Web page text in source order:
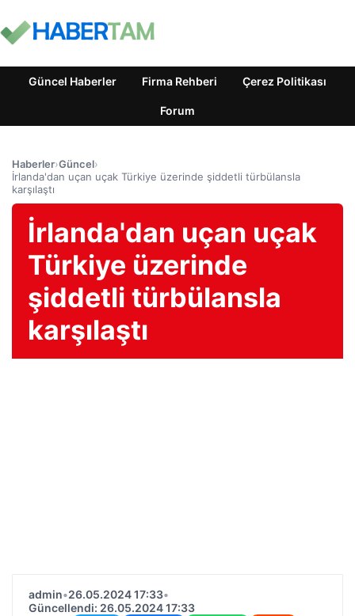
Güncel Haberler Firma Rehberi Çerez Politikası
Forum
Haberler›Güncel›
İrlanda'dan uçan uçak Türkiye üzerinde şiddetli türbülansla
karşılaştı
İrlanda'dan uçan uçak
Türkiye üzerinde
şiddetli türbülansla
karşılaştı
admin•26.05.2024 17:33•
Güncellendi: 26.05.2024 17:33